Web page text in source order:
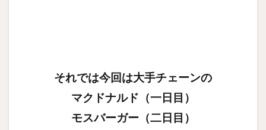
それでは今回は大手チェーンの
マクドナルド（一日目）
モスバーガー（二日目）